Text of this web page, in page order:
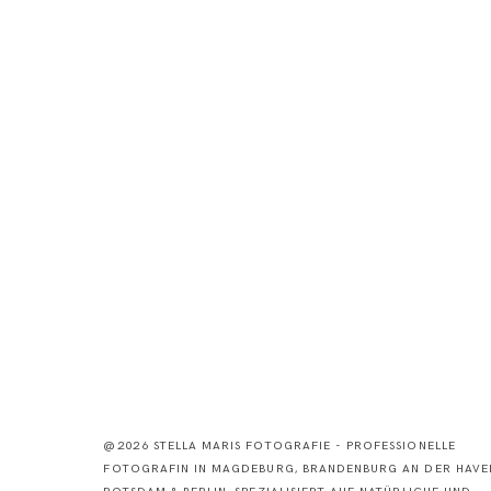
@2026 STELLA MARIS FOTOGRAFIE - PROFESSIONELLE
FOTOGRAFIN IN MAGDEBURG, BRANDENBURG AN DER